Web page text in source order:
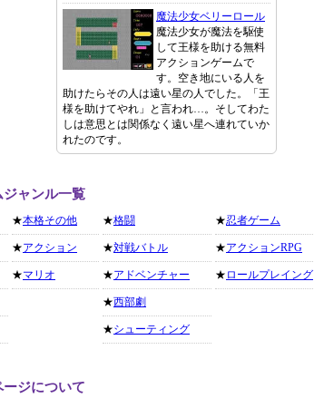
魔法少女ベリーロール
魔法少女が魔法を駆使
して王様を助ける無料
アクションゲームで
す。空き地にいる人を
助けたらその人は遠い星の人でした。「王
様を助けてやれ」と言われ…。そしてわた
しは意思とは関係なく遠い星へ連れていか
れたのです。
ャンル一覧
★本格その他
★アクション
★マリオ
★格闘
★対戦バトル
★アドベンチャー
★西部劇
★シューティング
★忍者ゲーム
★アクションRPG
★ ロールプレイング
ジについて